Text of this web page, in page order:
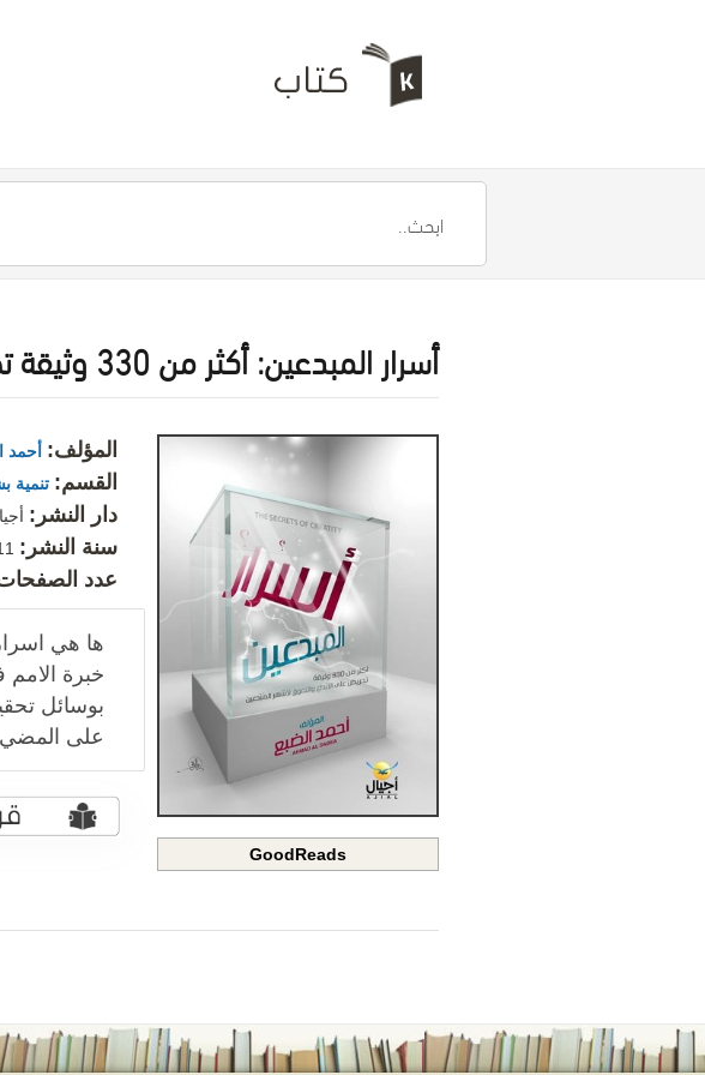
أسرار المبدعين: أكثر من 330 وثيقة تحريض على الإبداع والتفوق لأشهر المبدعين
GoodReads
المؤلف: أحمد
القسم: تنمية
دار النشر:
سنة النشر:
عدد
ها هي
خبرة
بوسائل
على المضي